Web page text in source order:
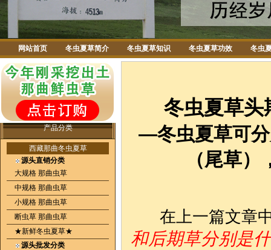
网站首页 冬虫夏草简介 冬虫夏草知识 冬虫夏草功效 冬虫
产品分类
西藏那曲冬虫夏草
源头直销分类
大规格 那曲虫草
中规格 那曲虫草
小规格 那曲虫草
断虫草 那曲虫草
★新鲜冬虫夏草★
源头批发分类
冬虫夏草头
—冬虫夏草可分
（尾草
在上一篇文章中
和后期草分别是